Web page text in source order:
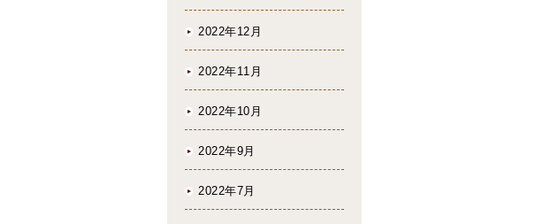
2022年12月
2022年11月
2022年10月
2022年9月
2022年7月